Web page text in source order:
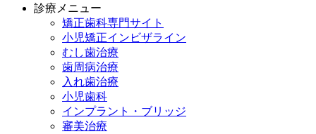
診療メニュー
矯正歯科専門サイト
小児矯正インビザライン
むし歯治療
歯周病治療
入れ歯治療
小児歯科
インプラント・ブリッジ
審美治療